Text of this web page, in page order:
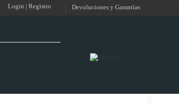
Login | Registro Devoluciones y Garantías